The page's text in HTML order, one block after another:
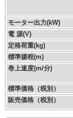
モーター出力(kW)
電 源(V)
定格荷重(kg)
標準揚程(m)
巻上速度(m/分)
標準価格（税別）
販売価格（税別）